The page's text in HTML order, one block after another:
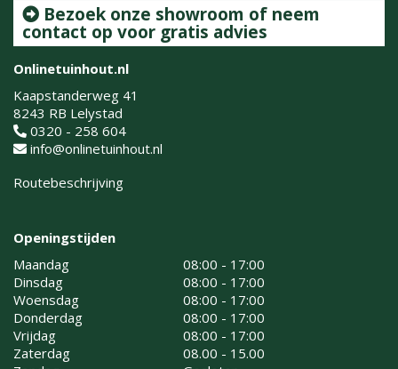
Bezoek onze showroom of neem
contact op voor gratis advies
Onlinetuinhout.nl
Kaapstanderweg 41
8243 RB Lelystad
0320 - 258 604
info@onlinetuinhout.nl
Routebeschrijving
Openingstijden
Maandag
08:00 - 17:00
Dinsdag
08:00 - 17:00
Woensdag
08:00 - 17:00
Donderdag
08:00 - 17:00
Vrijdag
08:00 - 17:00
Zaterdag
08.00 - 15.00